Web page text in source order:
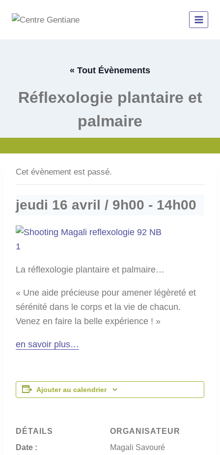
« Tout Évènements
Réflexologie plantaire et
palmaire
Cet évènement est passé.
jeudi 16 avril / 9h00 - 14h00
La réflexologie plantaire et palmaire…
« Une aide précieuse pour amener légèreté et
sérénité dans le corps et la vie de chacun.
Venez en faire la belle expérience ! »
en savoir plus…
Ajouter au calendrier
DÉTAILS
Date :
ORGANISATEUR
Magali Savouré